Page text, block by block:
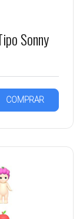
Sonny
COMPRAR